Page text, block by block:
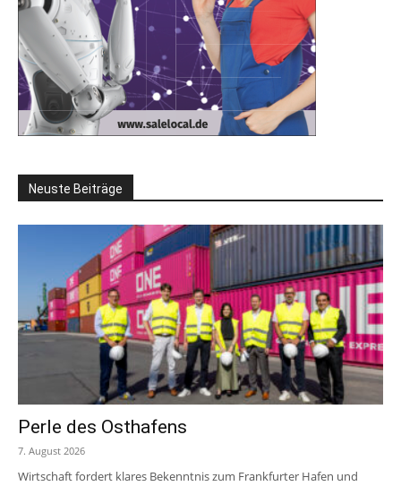
Neuste Beiträge
Perle des Osthafens
7. August 2026
Wirtschaft fordert klares Bekenntnis zum Frankfurter Hafen und